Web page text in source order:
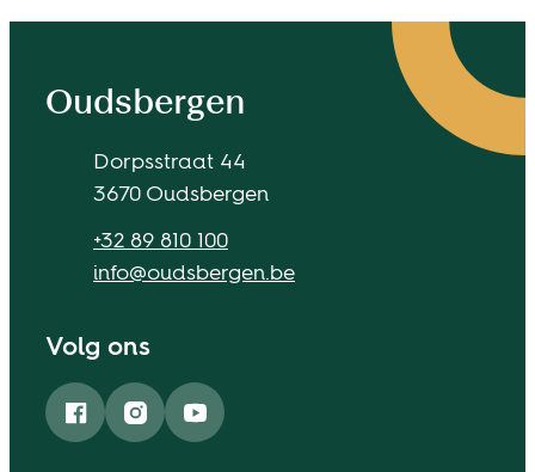
Contact & openingsuren
Oudsbergen
AdresDorpsstraat 44
,3670 Oudsbergen
+32 89 810 100
E-mailinfo@oudsbergen.be
Volg ons
FacebookInstagramYouTube